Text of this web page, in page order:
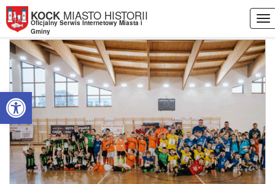
Otwórz pasek narzędzi
KOCK MIASTO HISTORII
Oficjalny Serwis Internetowy Miasta i
Gminy